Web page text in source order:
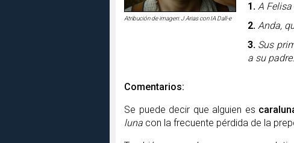
Atribución de imagen: J.Arias con IA Dall-e
1. A
2. Anda,
3. Sus
a su padre.
Comentarios:
Se puede decir que alguien es
luna con la frecuente pérdida de la